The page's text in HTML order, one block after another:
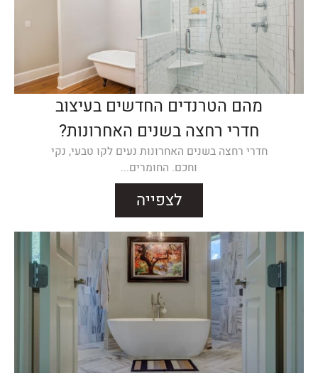
מהם הטרנדים החדשים בעיצוב
חדרי רחצה בשנים האחרונות?
חדרי רחצה בשנים האחרונות נעים לקו טבעי, נקי
וחכם. החומרים...
לצפייה